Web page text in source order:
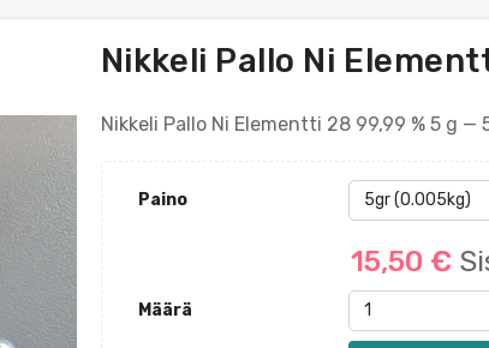
Nikkeli Pallo Ni
Nikkeli Pallo Ni Elementti 28 99,99 % 5 g —
Paino
15,50 €
Määrä